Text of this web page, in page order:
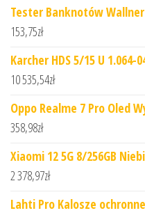
Tester Banknotów Wallner
153,75zł
Karcher HDS 5/15 U 1.064-
10 535,54zł
Oppo Realme 7 Pro Oled
358,98zł
Xiaomi 12 5G 8/256GB
2 378,97zł
Lahti Pro Kalosze ochronne